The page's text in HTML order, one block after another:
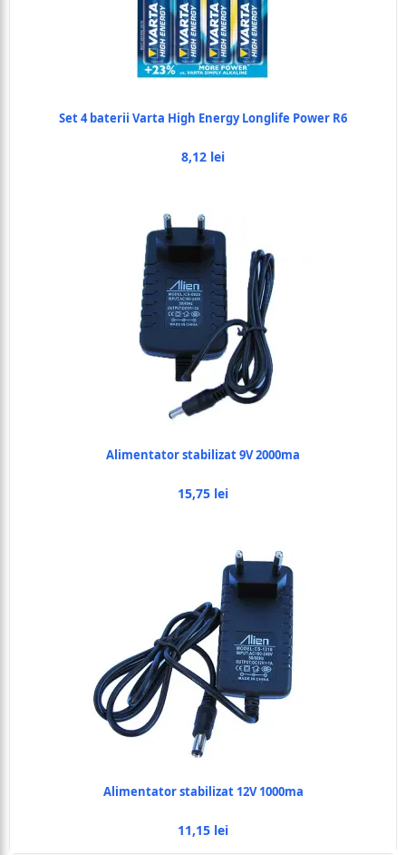
Set 4 baterii Varta High Energy Longlife Power R6
8,12 lei
Alimentator stabilizat 9V 2000ma
15,75 lei
Alimentator stabilizat 12V 1000ma
11,15 lei